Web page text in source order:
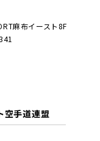
麻布イースト8F
空手道連盟